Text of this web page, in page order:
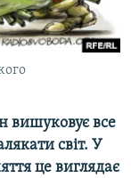
вишуковує все
світ. У
це виглядає